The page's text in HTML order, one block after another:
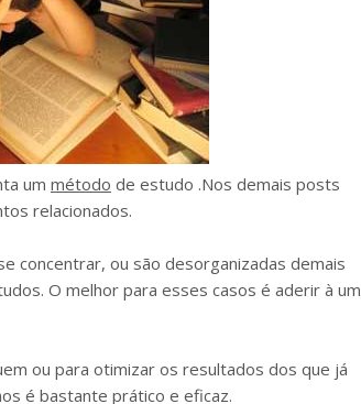
um método de estudo .Nos demais posts
relacionados.
concentrar, ou são desorganizadas demais
O melhor para esses casos é aderir à um
ou para otimizar os resultados dos que já
é bastante prático e eficaz.